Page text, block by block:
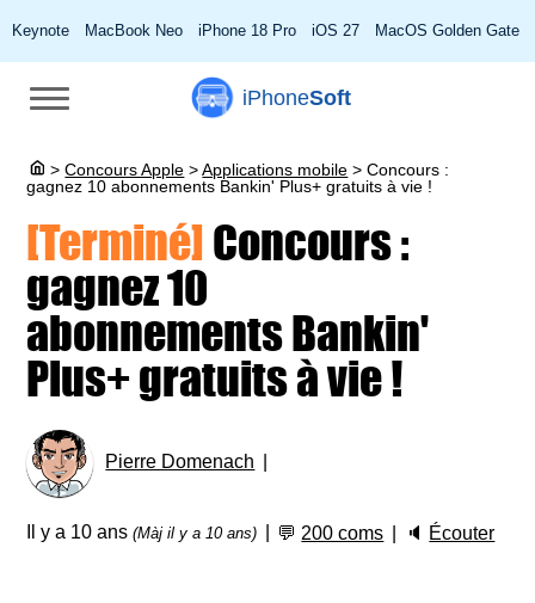
Keynote MacBook Neo iPhone 18 Pro iOS 27 MacOS Golden Gate
iPhoneSoft
> Concours Apple > Applications mobile > Concours :
gagnez 10 abonnements Bankin' Plus+ gratuits à vie !
[Terminé]Concours :
gagnez 10
abonnements Bankin'
Plus+ gratuits à vie !
Pierre Domenach
Il y a 10 ans(Màj il y a 10 ans) 💬 200 coms 🔈 Écouter